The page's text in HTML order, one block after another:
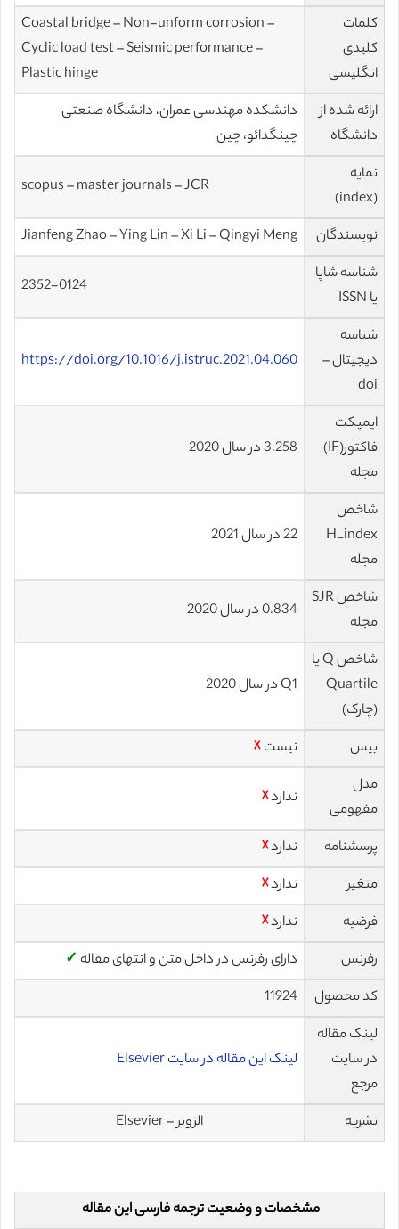
کلمات
کلیدی
انگلیسی
Coastal bridge – Non-unform corrosion –
Cyclic load test – Seismic performance –
Plastic hinge
ارائه شده از
دانشگاه
دانشکده مهندسی عمران، دانشگاه صنعتی
چینگدائو، چین
نمایه
(index)
scopus – master journals – JCR
نویسندگان
Jianfeng Zhao – Ying Lin – Xi Li – Qingyi Meng
شناسه شاپا
یا ISSN
2352-0124
شناسه
دیجیتال –
doi
https://doi.org/10.1016/j.istruc.2021.04.060
ایمپکت
فاکتور(IF)
مجله
3.258 در سال 2020
شاخص
H_index
مجله
22 در سال 2021
شاخص SJR
مجله
0.834 در سال 2020
شاخص Q یا
Quartile
(چارک)
Q1 در سال 2020
بیس نیست☓
مدل
مفهومی
ندارد☓
پرسشنامه ندارد☓
متغیر
ندارد☓
فرضیه
ندارد☓
رفرنس
دارای رفرنس در داخل متن و انتهای مقاله ✓
کد محصول
11924
لینک مقاله
در سایت
مرجع
لینک این مقاله در سایت Elsevier
نشریه الزویر – Elsevier
مشخصات و وضعیت ترجمه فارسی این مقاله